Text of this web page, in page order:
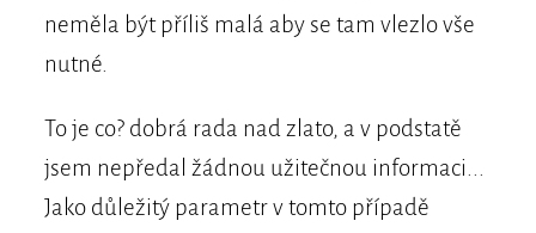
neměla být příliš malá aby se tam vlezlo vše
nutné.
To je co? dobrá rada nad zlato, a v podstatě
jsem nepředal žádnou užitečnou informaci...
Jako důležitý parametr v tomto případě